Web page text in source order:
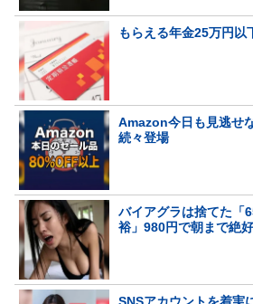
もらえる年金25万円以
Amazon今日も見逃せ
続々登場
バイアグラは捨てた「
裕」980円で朝まで絶好